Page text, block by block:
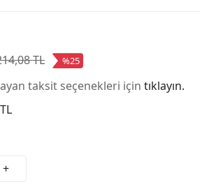
TL %25
taksit seçenekleri için tıklayın.
+